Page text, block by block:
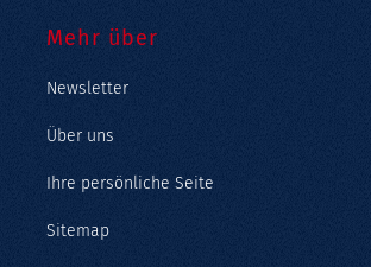
Mehr über
Newsletter
Über uns
Ihre persönliche Seite
Sitemap